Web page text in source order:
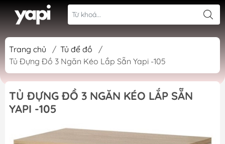
Trang chủ / Tủ để đồ
/
Tủ Đựng Đồ 3 Ngăn Kéo Lắp Sẵn Yapi -105
TỦ ĐỰNG ĐỒ 3 NGĂN KÉO LẮP SẴN
YAPI -105